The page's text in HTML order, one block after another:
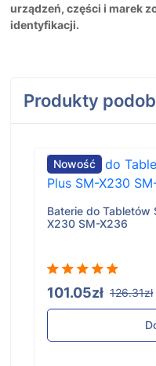
urządzeń, części i marek
identyfikacji.
Produkty
Nowość
Baterie do Tabletów
X230 SM-X236
101.05zł 126.31zł